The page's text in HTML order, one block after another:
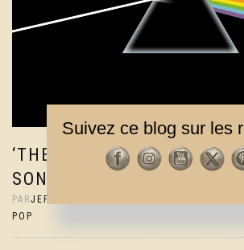
‘THE DARK SIDE OF THE
SON DEMI-SIÈCLE
PARJEF
POP
Suivez ce blog sur les